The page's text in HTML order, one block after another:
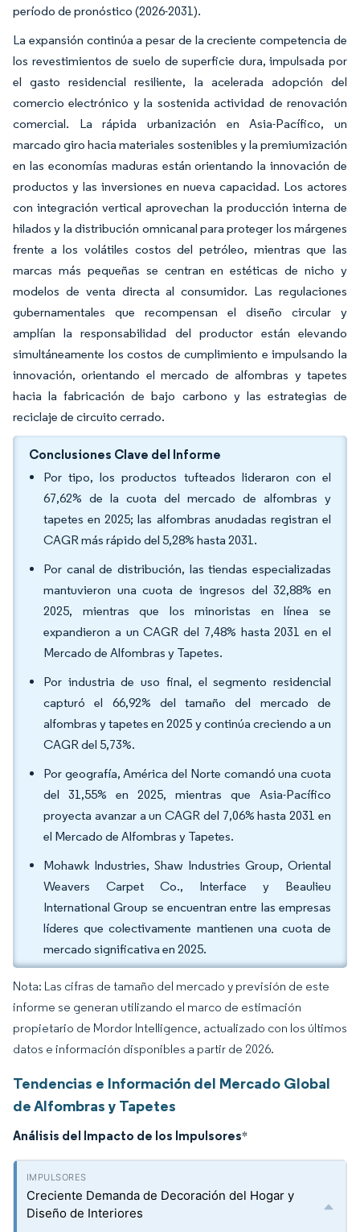
período de pronóstico (2026-2031).
La expansión continúa a pesar de la creciente competencia de
los revestimientos de suelo de superficie dura, impulsada por
el gasto residencial resiliente, la acelerada adopción del
comercio electrónico y la sostenida actividad de renovación
comercial. La rápida urbanización en Asia-Pacífico, un
marcado giro hacia materiales sostenibles y la premiumización
en las economías maduras están orientando la innovación de
productos y las inversiones en nueva capacidad. Los actores
con integración vertical aprovechan la producción interna de
hilados y la distribución omnicanal para proteger los márgenes
frente a los volátiles costos del petróleo, mientras que las
marcas más pequeñas se centran en estéticas de nicho y
modelos de venta directa al consumidor. Las regulaciones
gubernamentales que recompensan el diseño circular y
amplían la responsabilidad del productor están elevando
simultáneamente los costos de cumplimiento e impulsando la
innovación, orientando el mercado de alfombras y tapetes
hacia la fabricación de bajo carbono y las estrategias de
reciclaje de circuito cerrado.
Conclusiones Clave del Informe
Por tipo, los productos tufteados lideraron con el
67,62% de la cuota del mercado de alfombras y
tapetes en 2025; las alfombras anudadas registran el
CAGR más rápido del 5,28% hasta 2031.
Por canal de distribución, las tiendas especializadas
mantuvieron una cuota de ingresos del 32,88% en
2025, mientras que los minoristas en línea se
expandieron a un CAGR del 7,48% hasta 2031 en el
Mercado de Alfombras y Tapetes.
Por industria de uso final, el segmento residencial
capturó el 66,92% del tamaño del mercado de
alfombras y tapetes en 2025 y continúa creciendo a un
CAGR del 5,73%.
Por geografía, América del Norte comandó una cuota
del 31,55% en 2025, mientras que Asia-Pacífico
proyecta avanzar a un CAGR del 7,06% hasta 2031 en
el Mercado de Alfombras y Tapetes.
Mohawk Industries, Shaw Industries Group, Oriental
Weavers Carpet Co., Interface y Beaulieu
International Group se encuentran entre las empresas
líderes que colectivamente mantienen una cuota de
mercado significativa en 2025.
Nota: Las cifras de tamaño del mercado y previsión de este
informe se generan utilizando el marco de estimación
propietario de Mordor Intelligence, actualizado con los últimos
datos e información disponibles a partir de 2026.
Tendencias e Información del Mercado Global
de Alfombras y Tapetes
Análisis del Impacto de los Impulsores*
Creciente Demanda de Decoración del Hogar y
Diseño de Interiores